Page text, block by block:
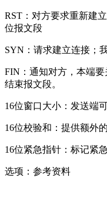
RST：对方要求重新建
位报文段
SYN：请求建立连接；
FIN：通知对方，本端
结束报文段。
16位窗口大小：发送端
16位校验和：提供额外
16位紧急指针：标记紧
选项：参考资料